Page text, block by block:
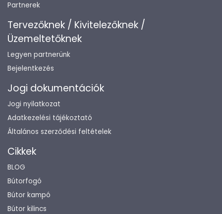
Partnerek
Tervezőknek / Kivitelezőknek /
Üzemeltetőknek
Legyen partnerünk
Bejelentkezés
Jogi dokumentációk
Jogi nyilatkozat
Adatkezelési tájékoztató
Általános szerződési feltételek
Cikkek
BLOG
Bútorfogó
Bútor kampó
Bútor kilincs